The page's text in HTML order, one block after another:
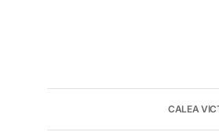
CALEA